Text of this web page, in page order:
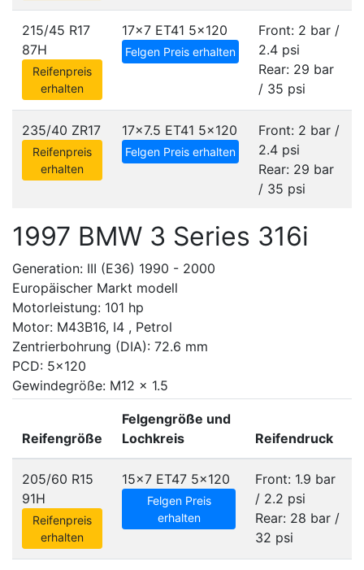
215/45 R17
87H
Reifenpreis
erhalten
17x7 ET41 5x120
Felgen Preis erhalten
Front: 2 bar /
2.4 psi
Rear: 29 bar
/ 35 psi
235/40 ZR17
Reifenpreis
erhalten
17x7.5 ET41 5x120
Felgen Preis erhalten
Front: 2 bar /
2.4 psi
Rear: 29 bar
/ 35 psi
1997 BMW 3 Series 316i
Generation: III (E36) 1990 - 2000
Europäischer Markt modell
Motorleistung: 101 hp
Motor: M43B16, I4 , Petrol
Zentrierbohrung (DIA): 72.6 mm
PCD: 5x120
Gewindegröße: M12 x 1.5
Reifengröße
Felgengröße und
Lochkreis
Reifendruck
205/60 R15
91H
Reifenpreis
erhalten
15x7 ET47 5x120
Felgen Preis
erhalten
Front: 1.9 bar
/ 2.2 psi
Rear: 28 bar /
32 psi